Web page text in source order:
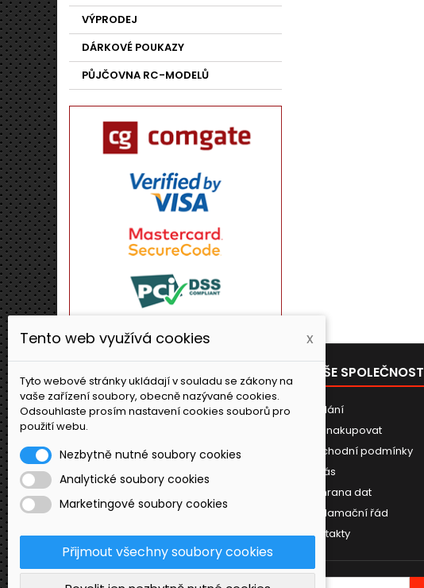
VÝPRODEJ
DÁRKOVÉ POUKAZY
PŮJČOVNA RC-MODELŮ
PRODUKTY
Novinky
NAŠE SPOLEČNOST
Dodání
Jak nakupovat
Obchodní podmínky
O nás
Ochrana dat
Reklamační řád
Kontakty
Tento web využívá cookies x
Tyto webové stránky ukládají v souladu se zákony na
vaše zařízení soubory, obecně nazývané cookies.
Odsouhlaste prosím nastavení cookies souborů pro
použití webu.
Nezbytně nutné soubory cookies
Analytické soubory cookies
Marketingové soubory cookies
Přijmout všechny soubory cookies